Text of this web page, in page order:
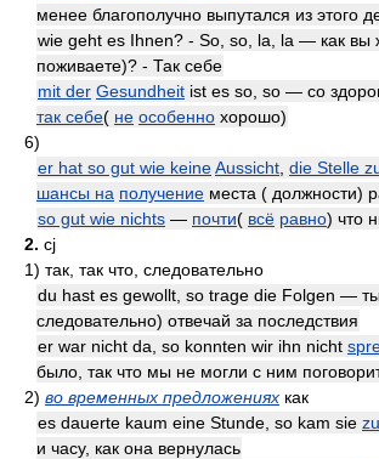
менее благополучно выпутался из этого
wie geht es Ihnen? - So, so, la, la — как вы
поживаете)? - Так себе
mit der Gesundheit ist es so, so — со
так себе( не особенно хорошо)
6)
er hat so gut wie keineAussicht die Stelle
шансы на получение места ( должности)
so gut wie nichts — почти( всё равно) что
2. cj
1) так, так что, следовательно
du hast es gewollt, so trage die Folgen — ты
следовательно) отвечай за последствия
er war nicht da, so konnten wir ihn nicht
было, так что мы не могли с ним
2) во временных предложениях как
es dauerte kaum eine Stunde, so kam sie
и часу, как она вернулась